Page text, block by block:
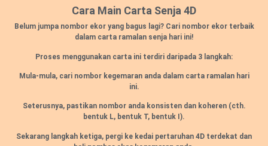
Cara Main Carta Senja 4D
Belum jumpa nombor ekor yang bagus lagi? Cari nombor ekor terbaik
dalam carta ramalan senja hari ini!
Proses menggunakan carta ini terdiri daripada 3 langkah:
Mula-mula, cari nombor kegemaran anda dalam carta ramalan hari
ini.
Seterusnya, pastikan nombor anda konsisten dan koheren (cth.
bentuk L, bentuk T, bentuk I).
Sekarang langkah ketiga, pergi ke kedai pertaruhan 4D terdekat dan